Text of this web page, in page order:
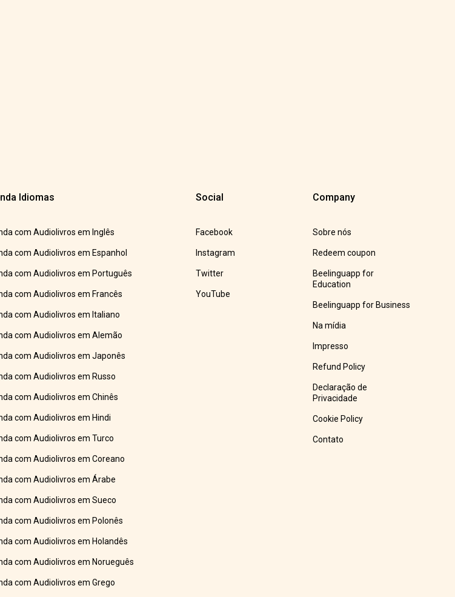
Idiomas
com Audiolivros em Inglês
com Audiolivros em Espanhol
com Audiolivros em Português
com Audiolivros em Francês
com Audiolivros em Italiano
com Audiolivros em Alemão
com Audiolivros em Japonês
com Audiolivros em Russo
com Audiolivros em Chinês
com Audiolivros em Hindi
com Audiolivros em Turco
com Audiolivros em Coreano
com Audiolivros em Árabe
com Audiolivros em Sueco
com Audiolivros em Polonês
com Audiolivros em Holandês
com Audiolivros em Norueguês
com Audiolivros em Grego
Social
Facebook
Instagram
Twitter
YouTube
Company
Sobre nós
Redeem coupon
Beelinguapp for
Education
Beelinguapp for Business
Na mídia
Impresso
Refund Policy
Declaração de
Privacidade
Cookie Policy
Contato